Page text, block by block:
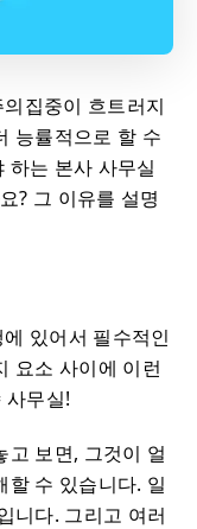
집중이 흐트러지
능률적으로 할 수
하는 본사 사무실
? 그 이유를 설명
있어서 필수적인
요소 사이에 이런
사무실!
고 보면, 그것이 얼
할 수 있습니다. 일
니다. 그리고 여러